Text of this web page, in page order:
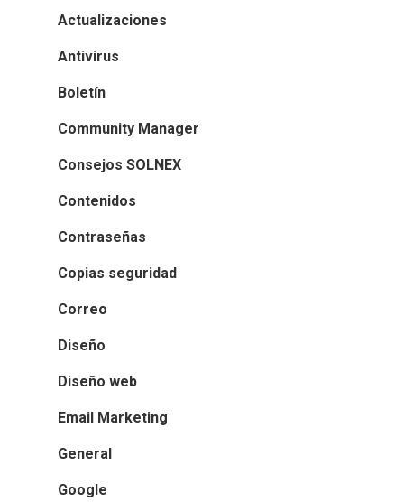
Actualizaciones
Antivirus
Boletín
Community Manager
Consejos SOLNEX
Contenidos
Contraseñas
Copias seguridad
Correo
Diseño
Diseño web
Email Marketing
General
Google